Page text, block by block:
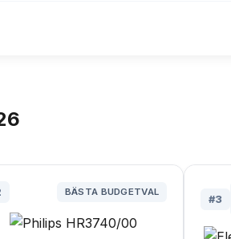
BÄSTA BUDGETVAL
#3